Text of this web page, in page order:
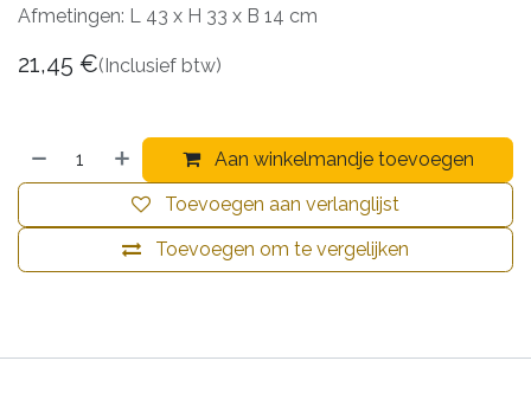
Afmetingen: L 43 x H 33 x B 14 cm
21,45 €(Inclusief btw)
Aan winkelmandje toevoegen
Toevoegen om te vergelijken
Toevoegen aan verlanglijst